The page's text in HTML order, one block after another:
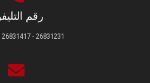
رقم
26831231 - 26831417 - 26831474